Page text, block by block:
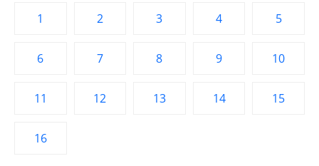
1 2 3 4 5
6 7 8 9 10
11 12 13 14 15
16